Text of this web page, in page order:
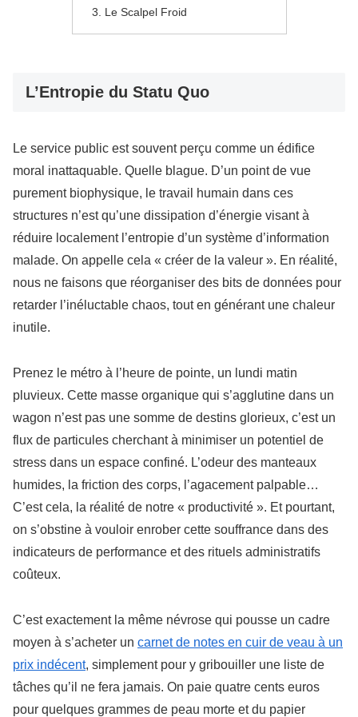
Le Scalpel Froid
L’Entropie du Statu Quo
Le service public est souvent perçu comme un édifice
moral inattaquable. Quelle blague. D’un point de vue
purement biophysique, le travail humain dans ces
structures n’est qu’une dissipation d’énergie visant à
réduire localement l’entropie d’un système d’information
malade. On appelle cela « créer de la valeur ». En réalité,
nous ne faisons que réorganiser des bits de données pour
retarder l’inéluctable chaos, tout en générant une chaleur
inutile.
Prenez le métro à l’heure de pointe, un lundi matin
pluvieux. Cette masse organique qui s’agglutine dans un
wagon n’est pas une somme de destins glorieux, c’est un
flux de particules cherchant à minimiser un potentiel de
stress dans un espace confiné. L’odeur des manteaux
humides, la friction des corps, l’agacement palpable…
C’est cela, la réalité de notre « productivité ». Et pourtant,
on s’obstine à vouloir enrober cette souffrance dans des
indicateurs de performance et des rituels administratifs
coûteux.
C’est exactement la même névrose qui pousse un cadre
moyen à s’acheter un carnet de notes en cuir de veau à un
prix indécent, simplement pour y gribouiller une liste de
tâches qu’il ne fera jamais. On paie quatre cents euros
pour quelques grammes de peau morte et du papier